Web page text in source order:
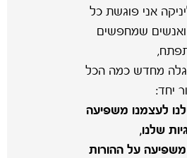
אני פוגשת כל
ואנשים שמחפשים
מחדש כמה הכל
יחד:
לעצמנו משפיעה
שלנו,
משפיעה על ההורות